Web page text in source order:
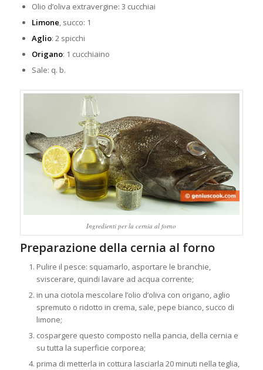
Olio d’oliva extravergine: 3 cucchiai
Limone, succo: 1
Aglio: 2 spicchi
Origano: 1 cucchiaino
Sale: q. b.
Ingredienti per la cernia al forno
Preparazione della cernia al forno
Pulire il pesce: squamarlo, asportare le branchie,
sviscerare, quindi lavare ad acqua corrente;
in una ciotola mescolare l’olio d’oliva con origano, aglio
spremuto o ridotto in crema, sale, pepe bianco, succo di
limone;
cospargere questo composto nella pancia, della cernia e
su tutta la superficie corporea;
prima di metterla in cottura lasciarla 20 minuti nella teglia,